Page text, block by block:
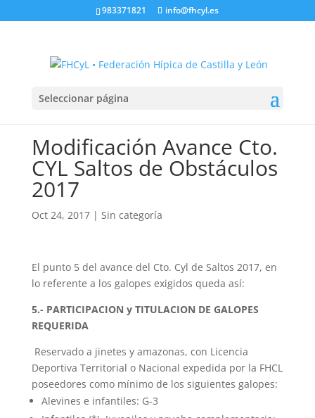
983371821 info@fhcyl.es
Seleccionar página
Modificación Avance Cto.
CYL Saltos de Obstáculos
2017
Oct 24, 2017| Sin categoría
El punto 5 del avance del Cto. Cyl de Saltos 2017, en
lo referente a los galopes exigidos queda así:
5.- PARTICIPACION y TITULACION DE GALOPES
REQUERIDA
Reservado a jinetes y amazonas, con Licencia
Deportiva Territorial o Nacional expedida por la FHCL
poseedores como mínimo de los siguientes galopes:
Alevines e infantiles: G-3